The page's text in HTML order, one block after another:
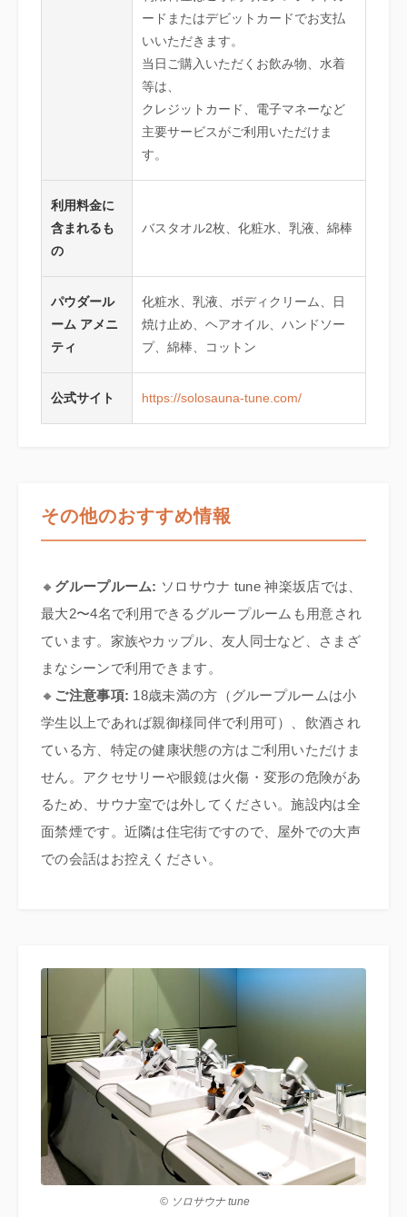
ードまたはデビットカードでお支払
いいただきます。
当日ご購入いただくお飲み物、水着
等は、
クレジットカード、電子マネーなど
主要サービスがご利用いただけま
す。
利用料金に
含まれるも
の
バスタオル2枚、化粧水、乳液、綿棒
パウダール
ーム アメニ
ティ
化粧水、乳液、ボディクリーム、日
焼け止め、ヘアオイル、ハンドソー
プ、綿棒、コットン
公式サイト https://solosauna-tune.com/
その他のおすすめ情報
🔸 グループルーム: ソロサウナ tune 神楽坂店では、
最大2〜4名で利用できるグループルームも用意され
ています。家族やカップル、友人同士など、さまざ
まなシーンで利用できます。
🔸 ご注意事項: 18歳未満の方（グループルームは小
学生以上であれば親御様同伴で利用可）、飲酒され
ている方、特定の健康状態の方はご利用いただけま
せん。アクセサリーや眼鏡は火傷・変形の危険があ
るため、サウナ室では外してください。施設内は全
面禁煙です。近隣は住宅街ですので、屋外での大声
での会話はお控えください。
© ソロサウナ tune